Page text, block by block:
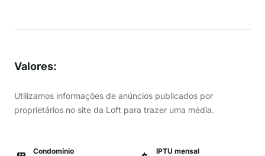
Valores:
Utilizamos informações de anúncios publicados por
proprietários no site da Loft para trazer uma média.
Condomínio
IPTU mensal